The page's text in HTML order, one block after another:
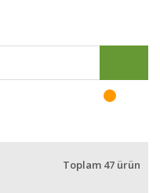
Toplam 47 ürün